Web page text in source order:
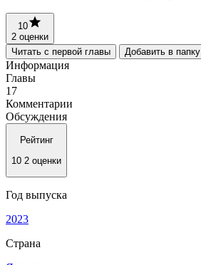
10
2 оценки
Читать с первой главы
Добавить в папку
Информация
Главы
17
Комментарии
Обсуждения
Рейтинг
10 2 оценки
Год выпуска
2023
Страна